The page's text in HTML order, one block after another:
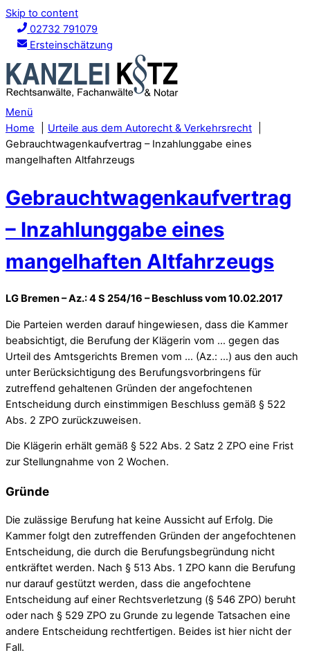
Skip to content
02732 791079
Ersteinschätzung
Menü
Home
Urteile aus dem Autorecht & Verkehrsrecht
Gebrauchtwagenkaufvertrag – Inzahlunggabe eines
mangelhaften Altfahrzeugs
Gebrauchtwagenkaufvertrag
– Inzahlunggabe eines
mangelhaften Altfahrzeugs
LG Bremen – Az.: 4 S 254/16 – Beschluss vom 10.02.2017
Die Parteien werden darauf hingewiesen, dass die Kammer
beabsichtigt, die Berufung der Klägerin vom … gegen das
Urteil des Amtsgerichts Bremen vom … (Az.: …) aus den auch
unter Berücksichtigung des Berufungsvorbringens für
zutreffend gehaltenen Gründen der angefochtenen
Entscheidung durch einstimmigen Beschluss gemäß § 522
Abs. 2 ZPO zurückzuweisen.
Die Klägerin erhält gemäß § 522 Abs. 2 Satz 2 ZPO eine Frist
zur Stellungnahme von 2 Wochen.
Gründe
Die zulässige Berufung hat keine Aussicht auf Erfolg. Die
Kammer folgt den zutreffenden Gründen der angefochtenen
Entscheidung, die durch die Berufungsbegründung nicht
entkräftet werden. Nach § 513 Abs. 1 ZPO kann die Berufung
nur darauf gestützt werden, dass die angefochtene
Entscheidung auf einer Rechtsverletzung (§ 546 ZPO) beruht
oder nach § 529 ZPO zu Grunde zu legende Tatsachen eine
andere Entscheidung rechtfertigen. Beides ist hier nicht der
Fall.